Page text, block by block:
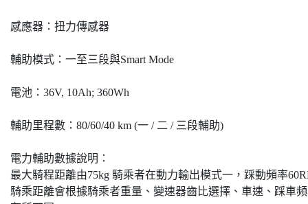
感應器：扭力傳感器
輔助模式：一至三段與Smart Mode
電池：36V, 10Ah; 360Wh
輔助里程數：80/60/40 km (一 / 二 / 三段輔助)
電力輔助數據說明：
最大騎程距離由75kg 騎乘者在動力輸出模式一，踩動頻率
騎乘距離會根據騎乘者重量、變速器齒比選擇、車速、踩車